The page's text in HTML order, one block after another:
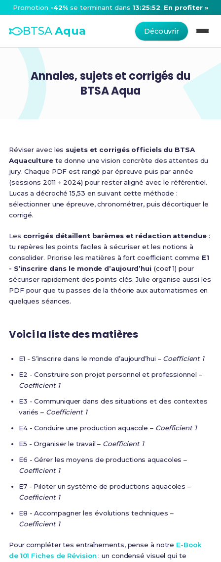
Promotion -42% se terminant dans 13:25:52. En profiter »
BTSA Aqua Découvrir
Annales, sujets et corrigés du
BTSA Aqua
Réviser avec les sujets et corrigés officiels du BTSA
Aquaculturete donne une vision concrète des attentes du
jury. Chaque PDF est rangé par épreuve puis par année
(sessions 2011 → 2024) pour rester aligné avec le référentiel.
Lucas a décroché 15,53 en suivant cette méthode :
sélectionner une épreuve, chronométrer, puis décortiquer le
corrigé.
Les corrigés détaillent barèmes et rédaction attendue:
tu repères les points faciles à sécuriser et les notions à
consolider. Priorise les matières à fort coefficient comme E1
- S’inscrire dans le monde d’aujourd’hui(coef 1) pour
sécuriser rapidement des points clés. Julie organise aussi les
PDF pour que tu passes de la théorie aux automatismes en
quelques séances.
Voici la liste des matières
E1 - S’inscrire dans le monde d’aujourd’hui – Coefficient 1
E2 - Construire son projet personnel et professionnel –
Coefficient 1
E3 - Communiquer dans des situations et des contextes
variés – Coefficient 1
E4 - Conduire une production aquacole – Coefficient 1
E5 - Organiser le travail – Coefficient 1
E6 - Gérer les moyens de productions aquacoles –
Coefficient 1
E7 - Piloter un système de productions aquacoles –
Coefficient 1
E8 - Accompagner les évolutions techniques –
Coefficient 1
Pour compléter tes entraînements, pense à notre E-Book
de 101 Fiches de Révision : un condensé visuel qui te